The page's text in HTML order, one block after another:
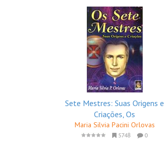
Sete Mestres: Suas Origens e
Criações, Os
Maria Silvia Pacini Orlovas
5748 0